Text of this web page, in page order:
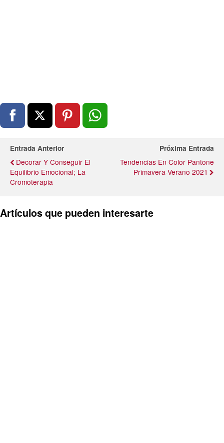
Entrada Anterior
Decorar Y Conseguir El
Equilibrio Emocional; La
Cromoterapia
Próxima Entrada
Tendencias En Color Pantone
Primavera-Verano 2021
Artículos que pueden interesarte